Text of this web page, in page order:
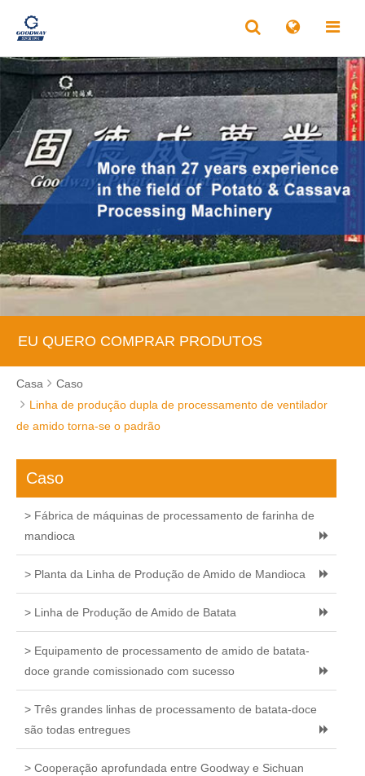
EU QUERO COMPRAR PRODUTOS
Casa
Caso
Linha de produção dupla de processamento de ventilador
de amido torna-se o padrão
Caso
> Fábrica de máquinas de processamento de farinha de
mandioca
> Planta da Linha de Produção de Amido de Mandioca
> Linha de Produção de Amido de Batata
> Equipamento de processamento de amido de batata-
doce grande comissionado com sucesso
> Três grandes linhas de processamento de batata-doce
são todas entregues
> Cooperação aprofundada entre Goodway e Sichuan